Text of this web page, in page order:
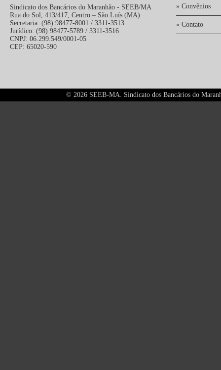
Sindicato dos Bancários do Maranhão - SEEB/MA
Rua do Sol, 413/417, Centro – São Luís (MA)
Secretaria: (98) 98477-8001 / 3311-3513
Jurídico: (98) 98477-5789 / 3311-3516
CNPJ: 06.299.549/0001-05
CEP: 65020-590
» Convênios
» Contato
© 2026 SEEB-MA. Sindicato dos Bancários do